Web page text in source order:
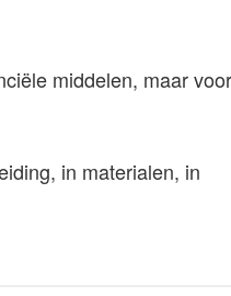
middelen, maar
in materialen, in